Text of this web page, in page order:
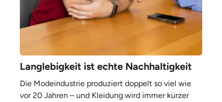
Langlebigkeit ist echte Nachhaltigkeit
Die Modeindustrie produziert doppelt so viel wie
vor 20 Jahren – und Kleidung wird immer kürzer